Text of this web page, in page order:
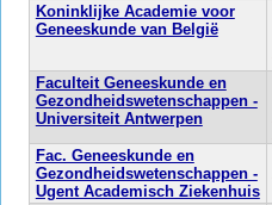
Koninklijke Academie voor
Geneeskunde van België
Faculteit Geneeskunde en
Gezondheidswetenschappen -
Universiteit Antwerpen
Fac. Geneeskunde en
Gezondheidswetenschappen -
Ugent Academisch Ziekenhuis